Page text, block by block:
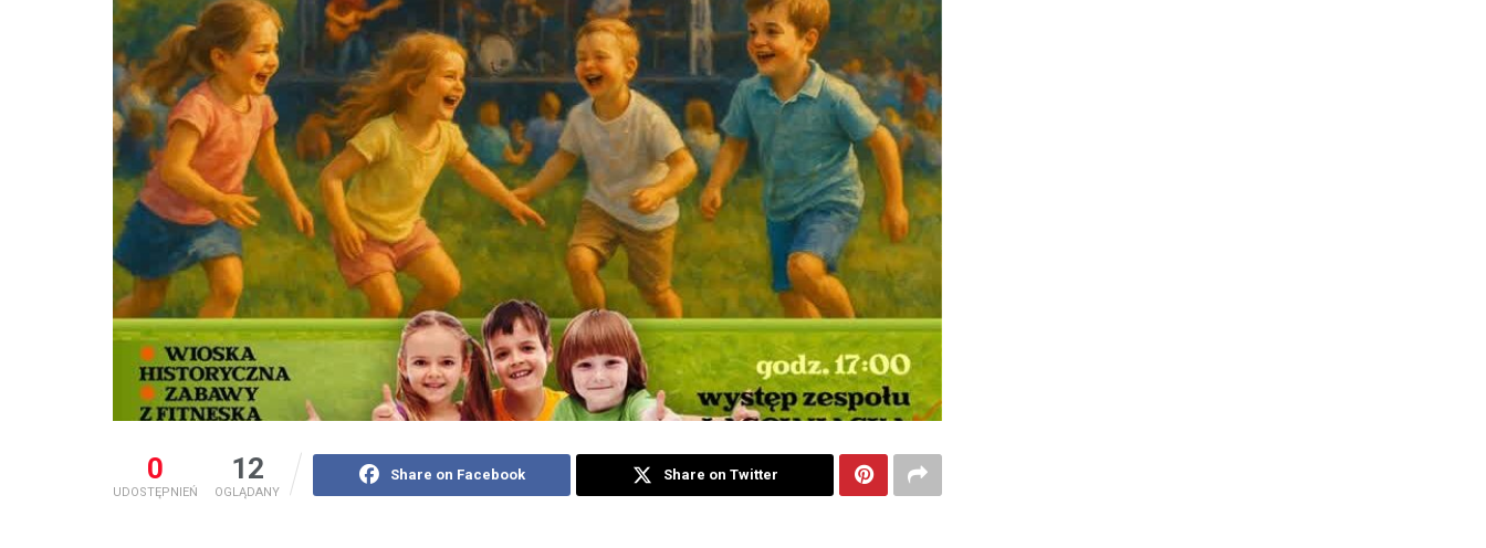
0
UDOSTĘPNIEŃ
12
OGLĄDANY
Share on Facebook Share on Twitter